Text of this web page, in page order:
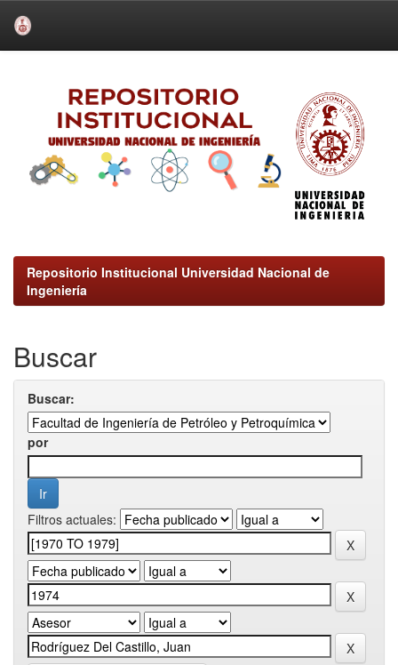
Repositorio Institucional Universidad Nacional de
Ingeniería
Buscar
Buscar:
por
Filtros actuales: